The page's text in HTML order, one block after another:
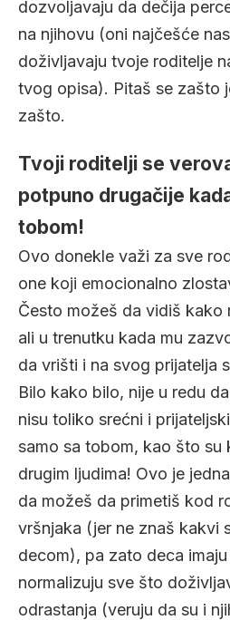
dozvoljavaju da dečija
na njihovu (oni najčešće
doživljavaju tvoje roditelje
tvog opisa). Pitaš se zašto
zašto.
Tvoji roditelji se
potpuno drugačije
tobom!
Ovo donekle važi za sve
one koji emocionalno
Često možeš da vidiš kako
ali u trenutku kada mu
da vrišti i na svog prijatelja
Bilo kako bilo, nije u redu
nisu toliko srećni i
samo sa tobom, kao što su
drugim ljudima! Ovo je
da možeš da primetiš kod
vršnjaka (jer ne znaš kakvi
decom), pa zato deca
normalizuju sve što
odrastanja (veruju da su i